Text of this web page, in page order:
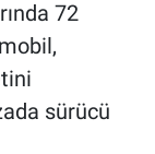
72
sürücü